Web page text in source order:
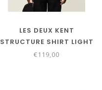
LES DEUX KENT
STRUCTURE SHIRT LIGHT
SAND
€119,00